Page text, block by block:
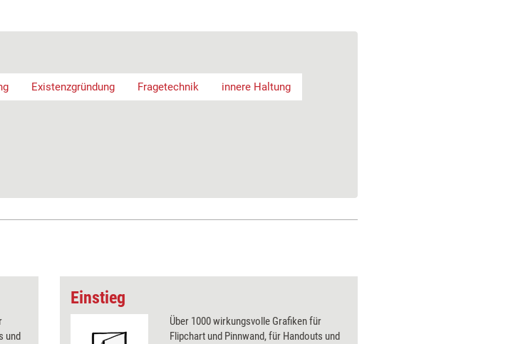
Existenzgründung Fragetechnik innere Haltung
und
Einstieg
Über 1000 wirkungsvolle Grafiken für
Flipchart und Pinnwand, für Handouts und